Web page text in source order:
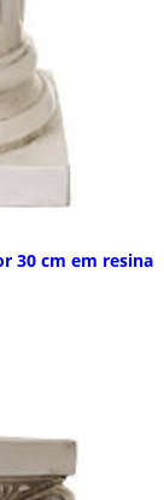
30 cm em resina